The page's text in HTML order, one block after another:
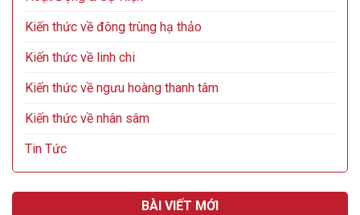
Kiến thức về đông trùng hạ thảo
Kiến thức về linh chi
Kiến thức về ngưu hoàng thanh tâm
Kiến thức về nhân sâm
Tin Tức
BÀI VIẾT MỚI